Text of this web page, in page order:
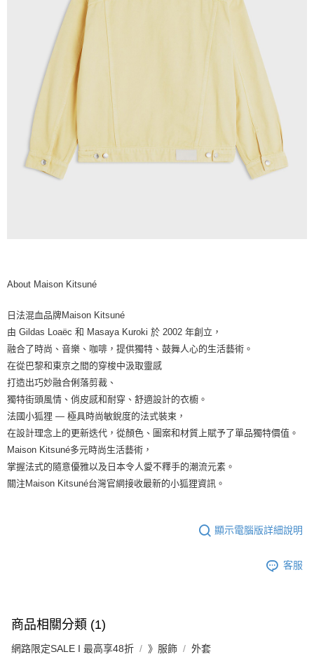
About Maison Kitsuné
日法混血品牌Maison Kitsuné
由 Gildas Loaëc 和 Masaya Kuroki 於 2002 年創立，
融合了時尚、音樂、咖啡，提供獨特、鼓舞人心的生活藝術。
在從巴黎和東京之間的穿梭中汲取靈感
打造出巧妙融合俐落剪裁、
獨特街頭風情、俏皮感和耐穿、舒適設計的衣櫥。
法國小狐狸 — 極具時尚敏銳度的法式裝束，
在設計理念上的更新迭代，從顏色、圖案和材質上賦予了單品獨特價值。
Maison Kitsuné多元時尚生活藝術，
掌握法式的隨意優雅以及日本令人愛不釋手的潮流元素。
關注Maison Kitsuné台灣官網接收最新的小狐狸資訊。
顯示電腦版詳細說明
客服
商品相關分類 (1)
網路限定SALE I 最高享48折 》服飾 外套